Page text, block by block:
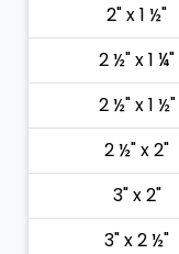
2" x 1 ½"
2 ½" x 1 ¼"
2 ½" x 1 ½"
2 ½" x 2"
3" x 2"
3" x 2 ½"